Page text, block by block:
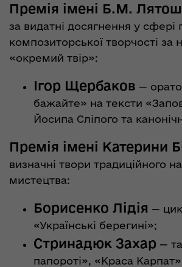
Премія імені Б.М.
за видатні досягнення у сфері
композиторської творчості за
«окремий твір»:
Ігор Щербаков —
бажайте» на тексти
Йосипа Сліпого та
Премія імені Катерини
визначні твори традиційного
мистецтва:
Борисенко Лідія —
«Українські берегині»;
Стринадюк Захар —
папороті», «Краса